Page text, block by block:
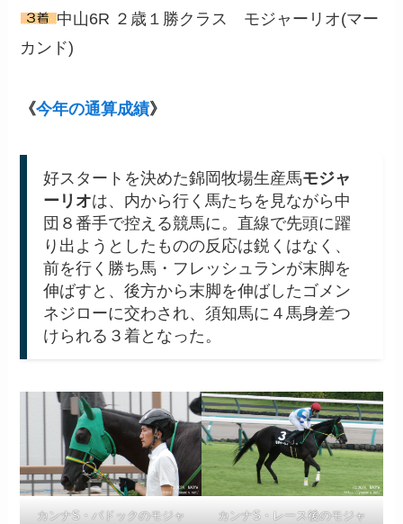
中山6R ２歳１勝クラス モジャーリオ(マー
カンド)
《今年の通算成績》
好スタートを決めた錦岡牧場生産馬モジャ
ーリオは、内から行く馬たちを見ながら中
団８番手で控える競馬に。直線で先頭に躍
り出ようとしたものの反応は鋭くはなく、
前を行く勝ち馬・フレッシュランが末脚を
伸ばすと、後方から末脚を伸ばしたゴメン
ネジローに交わされ、須知馬に４馬身差つ
けられる３着となった。
カンナS・パドックのモジャ
カンナS・レース後のモジャ